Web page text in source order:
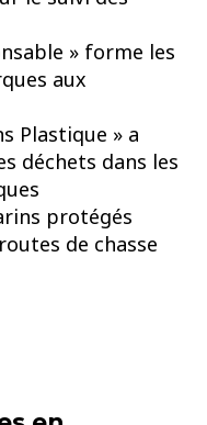
» forme les
aux
Plastique » a
déchets dans les
protégés
de chasse